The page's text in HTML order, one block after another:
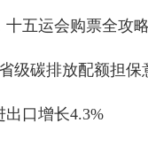
十五运会购票全攻
级碳排放配额担
口增长4.3%